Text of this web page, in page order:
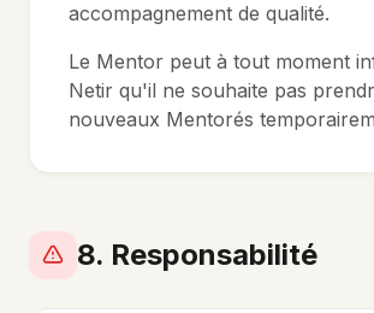
accompagnement de qualité.
Le Mentor peut à tout moment
Netir qu'il ne souhaite pas
nouveaux Mentorés
8. Responsabilité